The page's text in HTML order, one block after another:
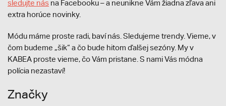
sledujte nás na Facebooku – a neunikne Vám žiadna zľava ani
extra horúce novinky.
Módu máme proste radi, baví nás. Sledujeme trendy. Vieme, v
čom budeme „šik“ a čo bude hitom ďalšej sezóny. My v
KABEA proste vieme, čo Vám pristane. S nami Vás módna
polícia nezastaví!
Značky